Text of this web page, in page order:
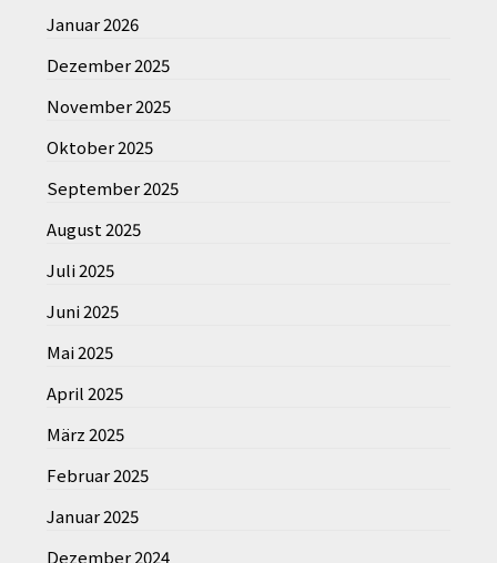
Januar 2026
Dezember 2025
November 2025
Oktober 2025
September 2025
August 2025
Juli 2025
Juni 2025
Mai 2025
April 2025
März 2025
Februar 2025
Januar 2025
Dezember 2024